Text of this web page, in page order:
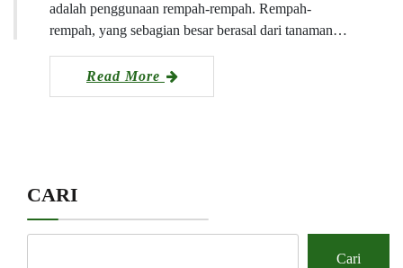
adalah penggunaan rempah-rempah. Rempah-
rempah, yang sebagian besar berasal dari tanaman…
Read More
CARI
Cari